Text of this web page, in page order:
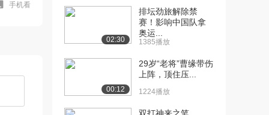
手机看
02:30
排坛劲旅解除禁
赛！影响中国队拿
奥运...
1385播放
00:12
29岁“老将”曹缘带伤
上阵，顶住压...
1224播放